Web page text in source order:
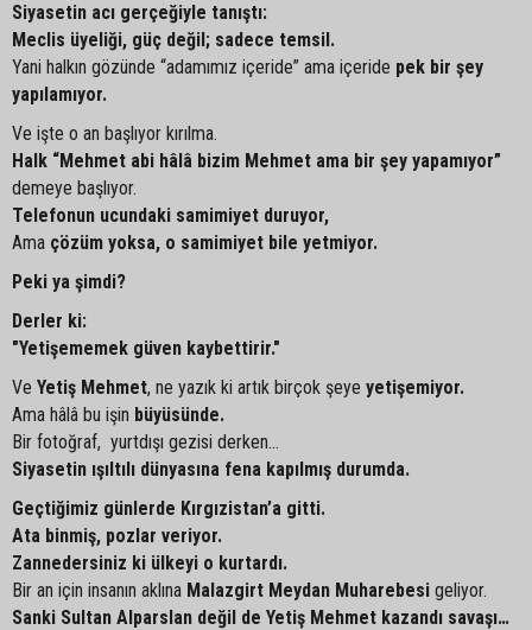
Siyasetin acı gerçeğiyle tanıştı:
Meclis üyeliği, güç değil; sadece temsil.
Yani halkın gözünde “adamımız içeride” ama içeride pek bir şey
yapılamıyor.
Ve işte o an başlıyor kırılma.
Halk “Mehmet abi hâlâ bizim Mehmet ama bir şey yapamıyor”
demeye başlıyor.
Telefonun ucundaki samimiyet duruyor,
Ama çözüm yoksa, o samimiyet bile yetmiyor.
Peki ya şimdi?
Derler ki:
"Yetişememek güven kaybettirir."
Ve Yetiş Mehmet, ne yazık ki artık birçok şeye yetişemiyor.
Ama hâlâ bu işin büyüsünde.
Bir fotoğraf, yurtdışı gezisi derken…
Siyasetin ışıltılı dünyasına fena kapılmış durumda.
Geçtiğimiz günlerde Kırgızistan’a gitti.
Ata binmiş, pozlar veriyor.
Zannedersiniz ki ülkeyi o kurtardı.
Bir an için insanın aklına Malazgirt Meydan Muharebesi geliyor.
Sanki Sultan Alparslan değil de Yetiş Mehmet kazandı savaşı…